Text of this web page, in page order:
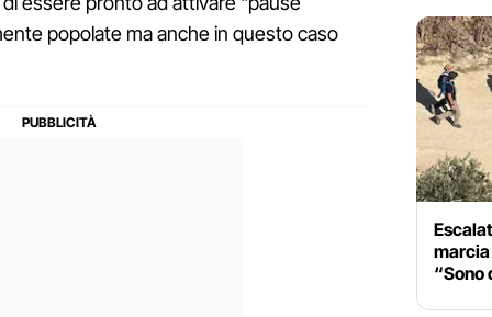
popolate ma anche in questo caso
“Sono